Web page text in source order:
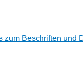
zum Beschriften und